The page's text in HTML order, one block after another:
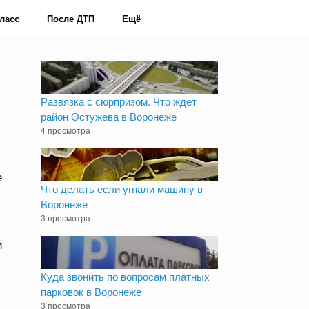
После ДТП Ещё
Развязка с сюрпризом. Что ждет
район Остужева в Воронеже
4 просмотра
Что делать если угнали машину в
Воронеже
3 просмотра
Куда звонить по вопросам платных
парковок в Воронеже
3 просмотра